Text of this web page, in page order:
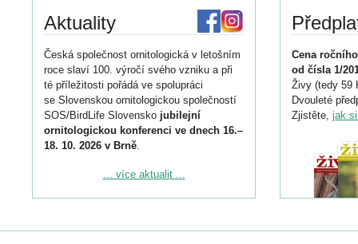
Aktuality
Česká společnost ornitologická v letošním
roce slaví 100. výročí svého vzniku a při
té příležitosti pořádá ve spolupráci
se Slovenskou ornitologickou společností
SOS/BirdLife Slovensko jubilejní
ornitologickou konferenci ve dnech 16.–
18. 10. 2026 v Brně.
Podrobnější informace ke konferenci
Registrovat se můžete do 6. září.
... více aktualit ...
Cena
od čísla 1/
Živy (tedy 59
Dvouleté
Zjistěte, jak